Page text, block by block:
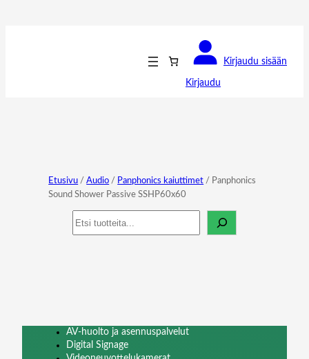
Kirjaudu
Kirjaudu sisään
Etusivu /Audio / Panphonics kaiuttimet / Panphonics
Sound Shower Passive SSHP60x60
Haku
AV-huolto ja asennuspalvelut
Digital Signage